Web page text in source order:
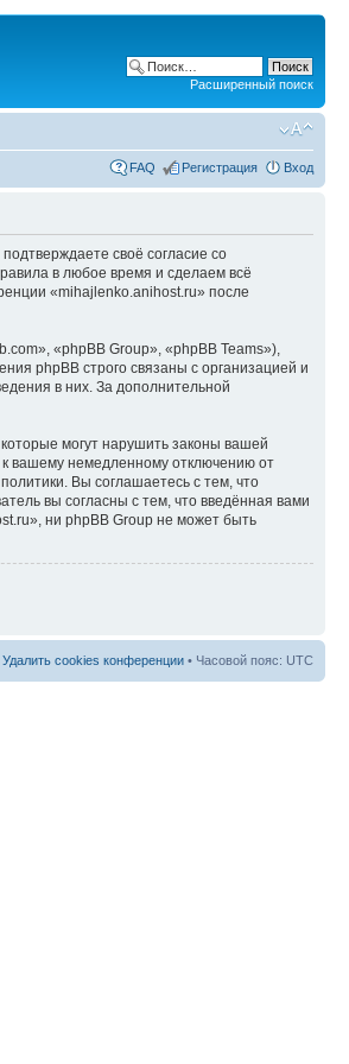
Расширенный поиск
FAQ Регистрация Вход
своё согласие со
в любое время и сделаем всё
«mihajlenko.anihost.ru» после
«phpBB Group», «phpBB Teams»),
phpBB строго связаны с организацией и
в них. За дополнительной
могут нарушить законы вашей
вашему немедленному отключению от
Вы соглашаетесь с тем, что
вы согласны с тем, что введённая вами
ни phpBB Group не может быть
Удалить cookies конференции • Часовой пояс: UTC